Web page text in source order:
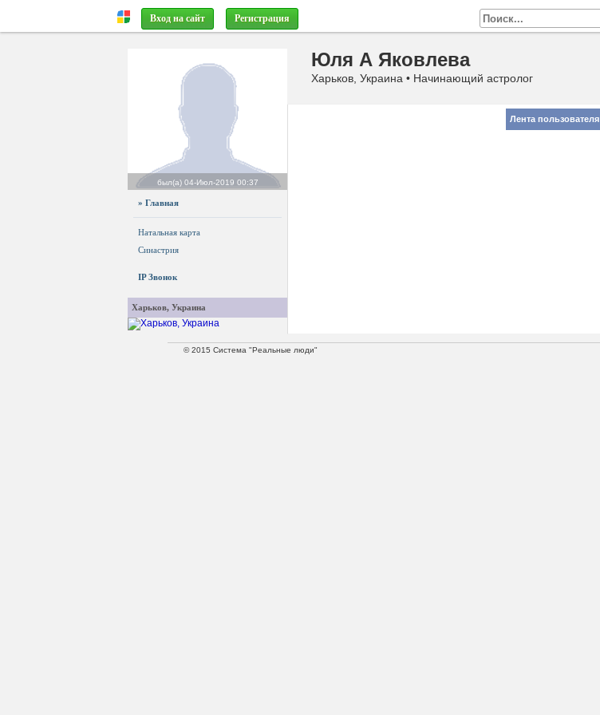
Вход на сайт Регистрация
Юля А Яковлева
Харьков, Украина • Начинающий астролог
был(а) 04-Июл-2019 00:37
» Главная
Натальная карта
Синастрия
IP Звонок
Харьков, Украина
Лента пользователя
© 2015 Система "Реальные люди"